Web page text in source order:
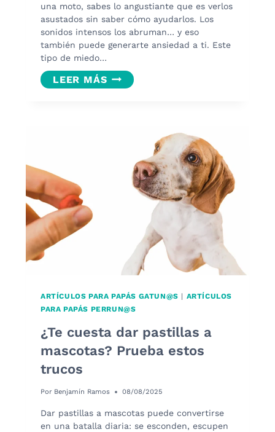
una moto, sabes lo angustiante que es verlos
asustados sin saber cómo ayudarlos. Los
sonidos intensos los abruman… y eso
también puede generarte ansiedad a ti. Este
tipo de miedo…
LEER MÁS¿MIEDO
A
MASCOTA
TRANQUILA
ARTÍCULOS PARA PAPÁS GATUN@S | ARTÍCULOS
PARA PAPÁS PERRUN@S
¿Te cuesta dar pastillas a
mascotas? Prueba estos
trucos
Por Benjamín Ramos 08/08/2025
Dar pastillas a mascotas puede convertirse
en una batalla diaria: se esconden, escupen